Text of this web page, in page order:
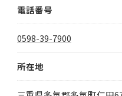
電話番号
0598-39-7900
所在地